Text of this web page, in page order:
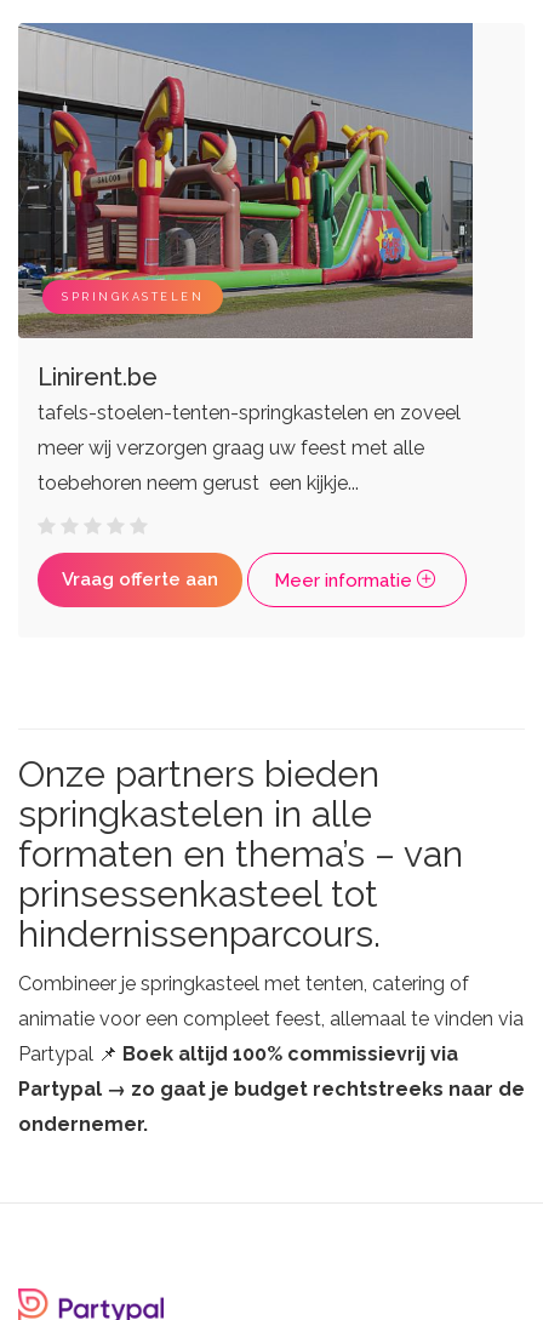
SPRINGKASTELEN
Linirent.be
tafels-stoelen-tenten-springkastelen en zoveel
meer wij verzorgen graag uw feest met alle
toebehoren neem gerust een kijkje...
Vraag offerte aan Meer informatie
Onze partners bieden
springkastelen in alle
formaten en thema’s – van
prinsessenkasteel tot
hindernissenparcours.
Combineer je springkasteel met tenten, catering of
animatie voor een compleet feest, allemaal te vinden via
Partypal 📌 Boek altijd 100% commissievrij via
Partypal → zo gaat je budget rechtstreeks naar de
ondernemer.